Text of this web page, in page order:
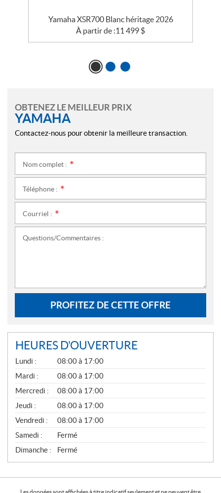
Yamaha XSR700 Blanc héritage 2026
À partir de :11 499 $
OBTENEZ LE MEILLEUR PRIX
YAMAHA
Contactez-nous pour obtenir la meilleure transaction.
Nom complet :
Téléphone :
Courriel :
Questions/Commentaires :
PROFITEZ DE CETTE OFFRE
HEURES D'OUVERTURE
G
É
N
É
R
A
L
Lundi :
08:00 à 17:00
Mardi :
08:00 à 17:00
Mercredi :
08:00 à 17:00
Jeudi :
08:00 à 17:00
Vendredi :
08:00 à 17:00
Samedi :
Fermé
Dimanche :
Fermé